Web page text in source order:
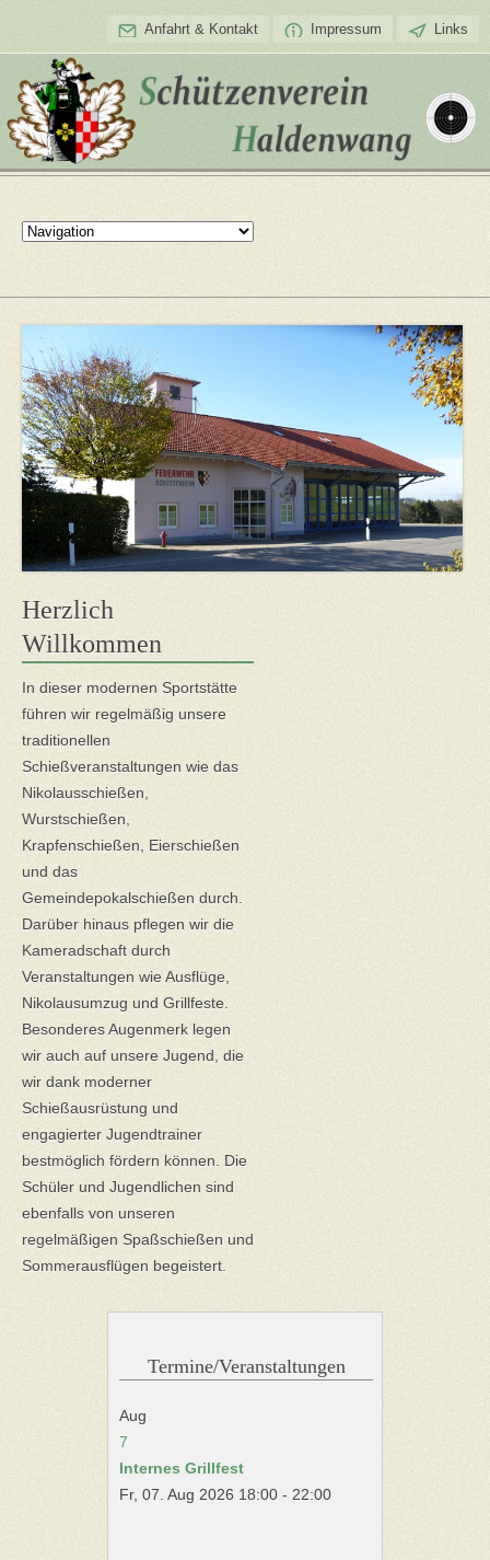
Anfahrt & Kontakt Impressum Links
Herzlich
Willkommen
In dieser modernen Sportstätte
führen wir regelmäßig unsere
traditionellen
Schießveranstaltungen wie das
Nikolausschießen,
Wurstschießen,
Krapfenschießen, Eierschießen
und das
Gemeindepokalschießen durch.
Darüber hinaus pflegen wir die
Kameradschaft durch
Veranstaltungen wie Ausflüge,
Nikolausumzug und Grillfeste.
Besonderes Augenmerk legen
wir auch auf unsere Jugend, die
wir dank moderner
Schießausrüstung und
engagierter Jugendtrainer
bestmöglich fördern können. Die
Schüler und Jugendlichen sind
ebenfalls von unseren
regelmäßigen Spaßschießen und
Sommerausflügen begeistert.
Termine/Veranstaltungen
Aug
7
Internes Grillfest
Fr, 07. Aug 2026 18:00 - 22:00